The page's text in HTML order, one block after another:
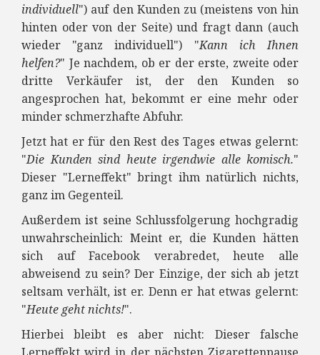
individuell") auf den Kunden zu (meistens von hin
hinten oder von der Seite) und fragt dann (auch
wieder "ganz individuell") "Kann ich Ihnen
helfen?" Je nachdem, ob er der erste, zweite oder
dritte Verkäufer ist, der den Kunden so
angesprochen hat, bekommt er eine mehr oder
minder schmerzhafte Abfuhr.
Jetzt hat er für den Rest des Tages etwas gelernt:
"Die Kunden sind heute irgendwie alle komisch."
Dieser "Lerneffekt" bringt ihm natürlich nichts,
ganz im Gegenteil.
Außerdem ist seine Schlussfolgerung hochgradig
unwahrscheinlich: Meint er, die Kunden hätten
sich auf Facebook verabredet, heute alle
abweisend zu sein? Der Einzige, der sich ab jetzt
seltsam verhält, ist er. Denn er hat etwas gelernt:
"Heute geht nichts!".
Hierbei bleibt es aber nicht: Dieser falsche